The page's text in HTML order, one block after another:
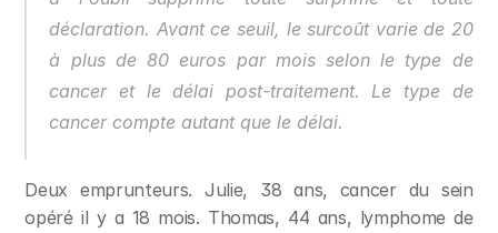
déclaration. Avant ce seuil, le surcoût varie de 20
à plus de 80 euros par mois selon le type de
cancer et le délai post-traitement. Le type de
cancer compte autant que le délai.
Deux emprunteurs. Julie, 38 ans, cancer du sein
opéré il y a 18 mois. Thomas, 44 ans, lymphome de